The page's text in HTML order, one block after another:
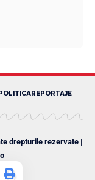
REPORTAJE
drepturile rezervate |